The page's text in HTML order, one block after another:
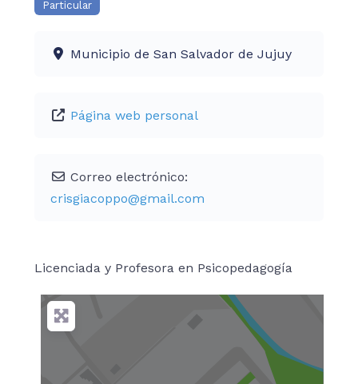
Particular
Municipio de San Salvador de Jujuy
Página web personal
Correo electrónico:
crisgiacoppo@gmail.com
Licenciada y Profesora en Psicopedagogía